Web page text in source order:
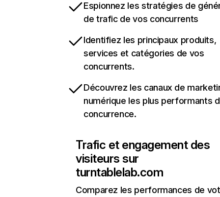
Espionnez les stratégies de
de trafic de vos concurrents
Identifiez les principaux produits,
services et catégories de vos
concurrents.
Découvrez les canaux de
numérique les plus performants
concurrence.
Trafic et engagement des
visiteurs sur
turntablelab.com
Comparez les performances de